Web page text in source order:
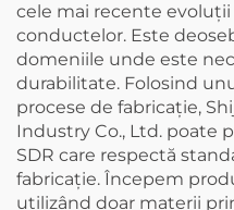
cele mai recente
conductelor. Este
domeniile unde este
durabilitate. Folosind
procese de fabricație,
Industry Co., Ltd. poate
SDR care respectă
fabricație. Începem
utilizând doar materii